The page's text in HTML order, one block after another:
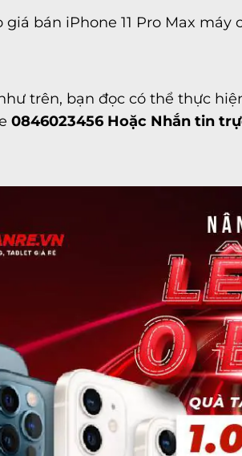
giá bán iPhone 11 Pro Max máy
trên, bạn đọc có thể thực
0846023456 Hoặc Nhắn tin